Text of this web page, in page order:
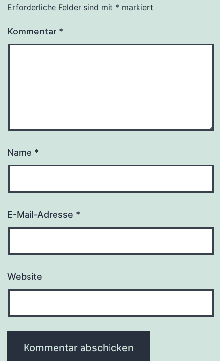
Erforderliche Felder sind mit * markiert
Kommentar *
Name *
E-Mail-Adresse *
Website